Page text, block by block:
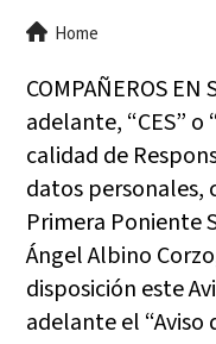
Breadcrumb
Home
COMPAÑEROS EN
adelante, “CES”
calidad de
datos personales,
Primera Poniente
Ángel Albino
disposición este
adelante el “Aviso